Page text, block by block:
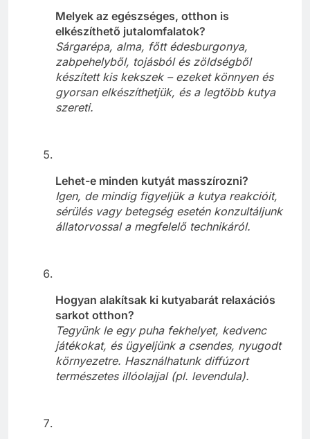
Melyek az egészséges, otthon is
elkészíthető jutalomfalatok?
Sárgarépa, alma, főtt édesburgonya,
zabpehelyből, tojásból és zöldségből
készített kis kekszek – ezeket könnyen és
gyorsan elkészíthetjük, és a legtöbb kutya
szereti.
Lehet-e minden kutyát masszírozni?
Igen, de mindig figyeljük a kutya reakcióit,
sérülés vagy betegség esetén konzultáljunk
állatorvossal a megfelelő technikáról.
Hogyan alakítsak ki kutyabarát relaxációs
sarkot otthon?
Tegyünk le egy puha fekhelyet, kedvenc
játékokat, és ügyeljünk a csendes, nyugodt
környezetre. Használhatunk diffúzort
természetes illóolajjal (pl. levendula).